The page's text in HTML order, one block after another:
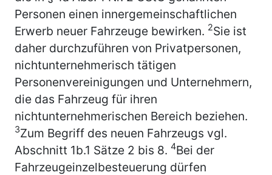
Personen einen innergemeinschaftlichen
Erwerb neuer Fahrzeuge bewirken. 2Sie ist
daher durchzuführen von Privatpersonen,
nichtunternehmerisch tätigen
Personenvereinigungen und Unternehmern,
die das Fahrzeug für ihren
nichtunternehmerischen Bereich beziehen.
3Zum Begriff des neuen Fahrzeugs vgl.
Abschnitt 1b.1 Sätze 2 bis 8. 4Bei der
Fahrzeugeinzelbesteuerung dürfen